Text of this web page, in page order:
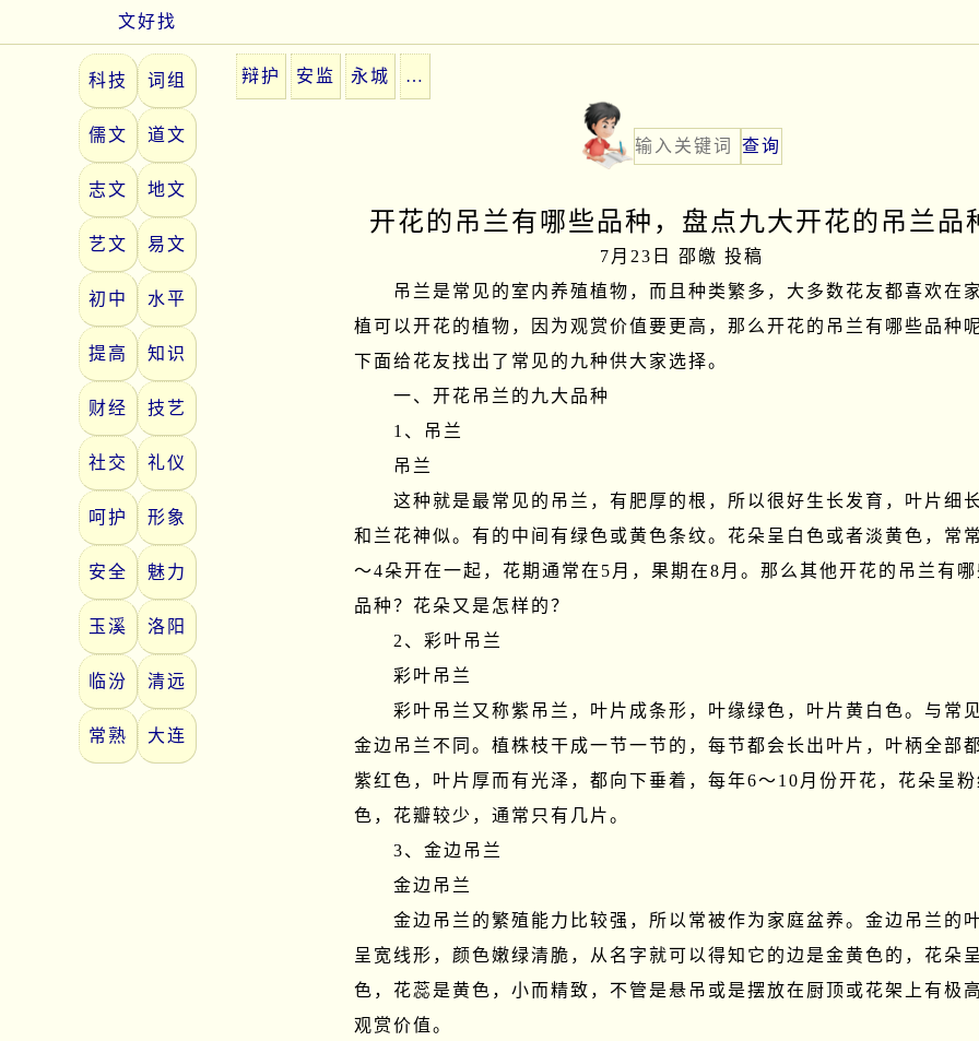
文好找
科技 词组
儒文 道文
志文 地文
艺文 易文
初中 水平
提高 知识
财经 技艺
社交 礼仪
呵护 形象
安全 魅力
玉溪 洛阳
临汾 清远
常熟 大连
辩护 安监 永城 …
开花的吊兰有哪些品种，盘点九大开花的吊兰品
7月23日 邵皦 投稿
吊兰是常见的室内养殖植物，而且种类繁多，大多数花友都喜欢在
植可以开花的植物，因为观赏价值要更高，那么开花的吊兰有哪些品种呢
下面给花友找出了常见的九种供大家选择。
一、开花吊兰的九大品种
1、吊兰
吊兰
这种就是最常见的吊兰，有肥厚的根，所以很好生长发育，叶片细长
和兰花神似。有的中间有绿色或黄色条纹。花朵呈白色或者淡黄色，常
～4朵开在一起，花期通常在5月，果期在8月。那么其他开花的吊兰有哪
品种？花朵又是怎样的？
2、彩叶吊兰
彩叶吊兰
彩叶吊兰又称紫吊兰，叶片成条形，叶缘绿色，叶片黄白色。与常
金边吊兰不同。植株枝干成一节一节的，每节都会长出叶片，叶柄全部
紫红色，叶片厚而有光泽，都向下垂着，每年6～10月份开花，花朵呈粉
色，花瓣较少，通常只有几片。
3、金边吊兰
金边吊兰
金边吊兰的繁殖能力比较强，所以常被作为家庭盆养。金边吊兰的
呈宽线形，颜色嫩绿清脆，从名字就可以得知它的边是金黄色的，花朵
色，花蕊是黄色，小而精致，不管是悬吊或是摆放在厨顶或花架上有极
观赏价值。